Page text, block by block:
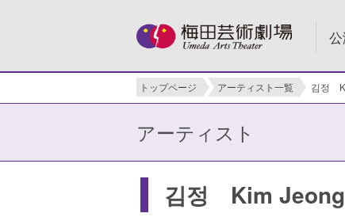
トップページ アーティスト一覧 김정
アーティスト
김정 Kim